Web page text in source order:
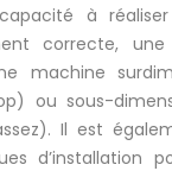
à
correcte,
machine
ou sous-
Il est
d’installation